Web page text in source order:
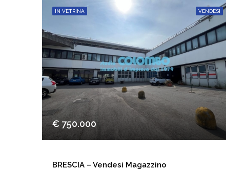
IN VETRINA VENDESI
€ 750.000
BRESCIA – Vendesi Magazzino